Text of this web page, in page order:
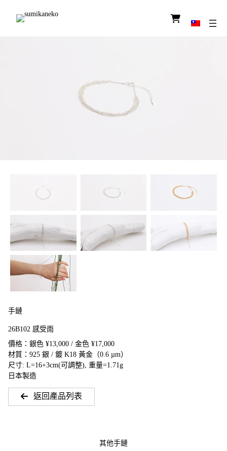
圖
示
手鏈
26B102 感受雨
價格：銀色 ¥13,000 / 金色 ¥17,000
材質：925 銀 / 鍍 K18 黃金（0.6 µm）
尺寸: L=16+3cm(可調整), 重量=1.71g
日本製造
返回產品列表
其他手鏈